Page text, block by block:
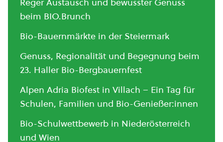
beim BIO.Brunch
Bio-Bauernmärkte in der Steiermark
Genuss, Regionalität und Begegnung beim
23. Haller Bio-Bergbauernfest
Alpen Adria Biofest in Villach – Ein Tag für
Schulen, Familien und Bio-Genießer:innen
Bio-Schulwettbewerb in Niederösterreich
und Wien